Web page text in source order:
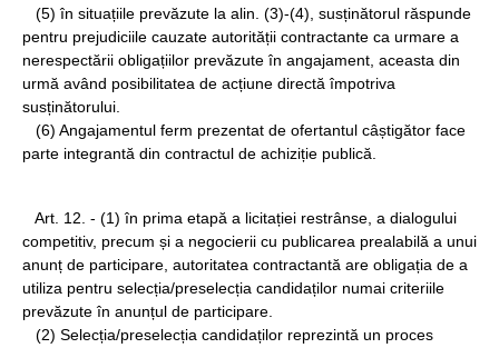
(5) în situațiile prevăzute la alin. (3)-(4), susținătorul răspunde
pentru prejudiciile cauzate autorității contractante ca urmare a
nerespectării obligațiilor prevăzute în angajament, aceasta din
urmă având posibilitatea de acțiune directă împotriva
susținătorului.
(6) Angajamentul ferm prezentat de ofertantul câștigător face
parte integrantă din contractul de achiziție publică.
Art. 12. - (1) în prima etapă a licitației restrânse, a dialogului
competitiv, precum și a negocierii cu publicarea prealabilă a unui
anunț de participare, autoritatea contractantă are obligația de a
utiliza pentru selecția/preselecția candidaților numai criteriile
prevăzute în anunțul de participare.
(2) Selecția/preselecția candidaților reprezintă un proces